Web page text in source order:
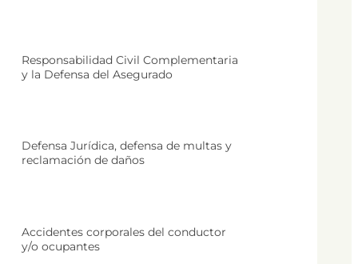
Responsabilidad Civil Complementaria
y la Defensa del Asegurado
Defensa Jurídica, defensa de multas y
reclamación de daños
Accidentes corporales del conductor
y/o ocupantes